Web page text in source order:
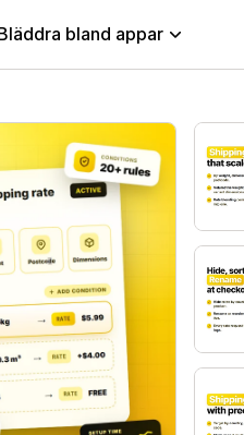
bland appar